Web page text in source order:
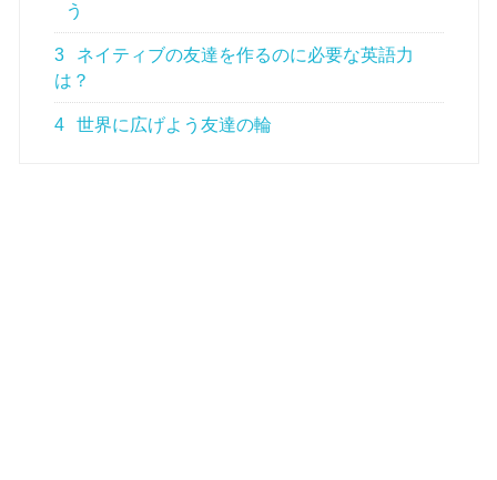
う
3
ネイティブの友達を作るのに必要な英語力
は？
4 世界に広げよう友達の輪